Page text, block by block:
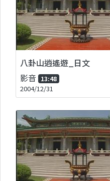
八卦山逍遙遊_日文
影音 13:48
2004/12/31